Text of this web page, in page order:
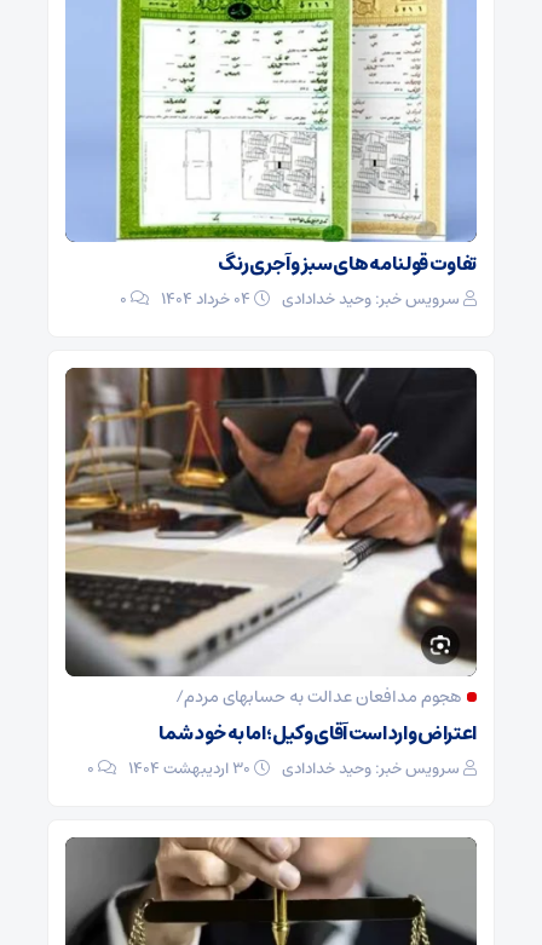
تفاوت قولنامه های سبز و آجری رنگ
سرویس خبر: وحید خدادادی 0
هجوم مدافعان عدالت به حسابهای مردم/
اعتراض وارد است آقای وکیل؛ اما به خود شما
سرویس خبر: وحید خدادادی 0